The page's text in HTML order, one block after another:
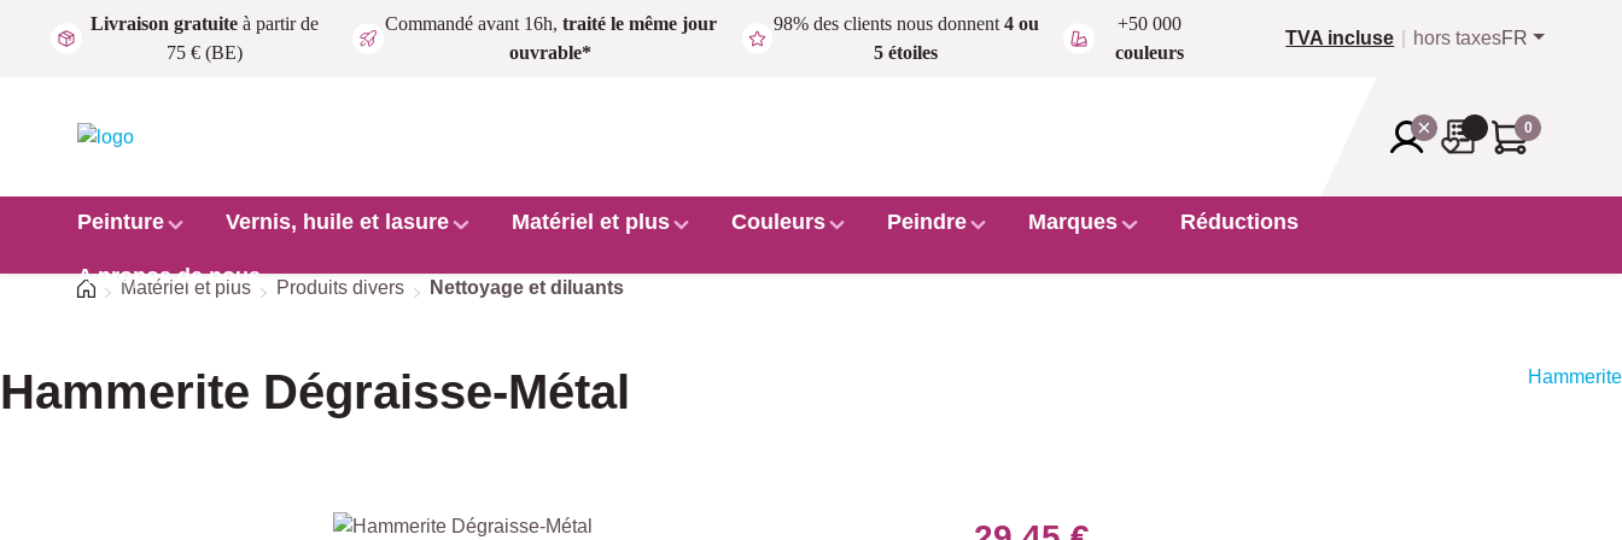
Passer au contenu principal
Livraison gratuite à partir de
75 € (BE)
Commandé avant 16h, traité le même jour
ouvrable*
98% des clients nous donnent 4 ou
5 étoiles
+50 000
couleurs
TVA incluse hors taxesFR
0
Peinture Vernis, huile et lasure Matériel et plus Couleurs Peindre Marques Réductions
A propos de nous
Accueil
Matériel et plus Produits divers Nettoyage et diluants
Hammerite Dégraisse-Métal Hammerite